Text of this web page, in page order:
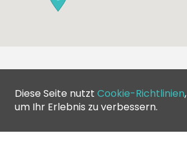
©2026Greenfee365 Europe AB.
Diese Seite nutzt Cookie-Richtlinien,
um Ihr Erlebnis zu verbessern.